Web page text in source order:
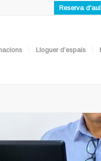
Reserva
Lloguer d’espais